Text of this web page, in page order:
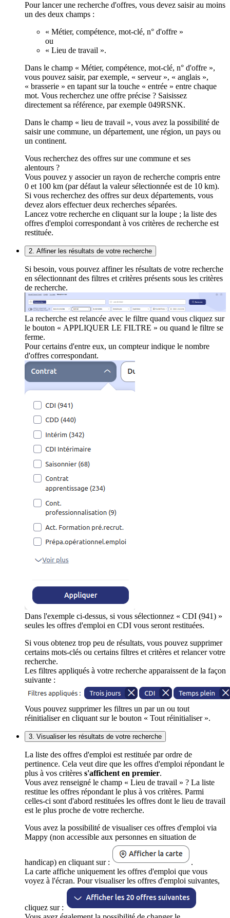
Pour lancer une recherche d'offres, vous devez saisir au moins
un des deux champs :
« Métier, compétence, mot-clé, n° d'offre »
ou
« Lieu de travail ».
Dans le champ « Métier, compétence, mot-clé, n° d'offre »,
vous pouvez saisir, par exemple, « serveur », « anglais »,
« brasserie » en tapant sur la touche « entrée » entre chaque
mot. Vous recherchez une offre précise ? Saisissez
directement sa référence, par exemple 049RSNK.
Dans le champ « lieu de travail », vous avez la possibilité de
saisir une commune, un département, une région, un pays ou
un continent.
Vous recherchez des offres sur une commune et ses
alentours ?
Vous pouvez y associer un rayon de recherche compris entre
0 et 100 km (par défaut la valeur sélectionnée est de 10 km).
Si vous recherchez des offres sur deux départements, vous
devez alors effectuer deux recherches séparées.
Lancez votre recherche en cliquant sur la loupe ; la liste des
offres d'emploi correspondant à vos critères de recherche est
restituée.
2. Affiner les résultats de votre recherche
Si besoin, vous pouvez affiner les résultats de votre recherche
en sélectionnant des filtres et critères présents sous les critères
de recherche.
La recherche est relancée avec le filtre quand vous cliquez sur
le bouton « APPLIQUER LE FILTRE » ou quand le filtre se
ferme.
Pour certains d'entre eux, un compteur indique le nombre
d'offres correspondant.
Dans l'exemple ci-dessus, si vous sélectionnez « CDI (941) »
seules les offres d'emploi en CDI vous seront restituées.
Si vous obtenez trop peu de résultats, vous pouvez supprimer
certains mots-clés ou certains filtres et critères et relancer votre
recherche.
Les filtres appliqués à votre recherche apparaissent de la façon
suivante :
Vous pouvez supprimer les filtres un par un ou tout
réinitialiser en cliquant sur le bouton « Tout réinitialiser ».
3. Visualiser les résultats de votre recherche
La liste des offres d'emploi est restituée par ordre de
pertinence. Cela veut dire que les offres d'emploi répondant le
plus à vos critères s'affichent en premier.
Vous avez renseigné le champ « Lieu de travail » ? La liste
restitue les offres répondant le plus à vos critères. Parmi
celles-ci sont d'abord restituées les offres dont le lieu de travail
est le plus proche de votre recherche.
Vous avez la possibilité de visualiser ces offres d'emploi via
Mappy (non accessible aux personnes en situation de
handicap) en cliquant sur :
.
La carte affiche uniquement les offres d'emploi que vous
voyez à l'écran. Pour visualiser les offres d'emploi suivantes,
cliquez sur :